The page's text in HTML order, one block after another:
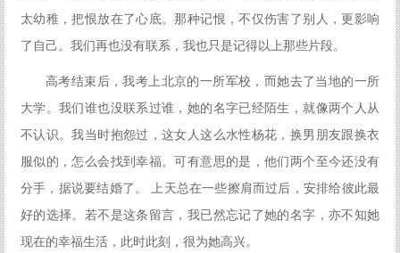
太幼稚，把恨放在了心底。那种记恨，不仅伤害了别人，更影响
了自己。我们再也没有联系，我也只是记得以上那些片段。
高考结束后，我考上北京的一所军校，而她去了当地的一所
大学。我们谁也没联系过谁，她的名字已经陌生，就像两个人从
不认识。我当时抱怨过，这女人这么水性杨花，换男朋友跟换衣
服似的，怎么会找到幸福。可有意思的是，他们两个至今还没有
分手，据说要结婚了。 上天总在一些擦肩而过后，安排给彼此最
好的选择。若不是这条留言，我已然忘记了她的名字，亦不知她
现在的幸福生活，此时此刻，很为她高兴。